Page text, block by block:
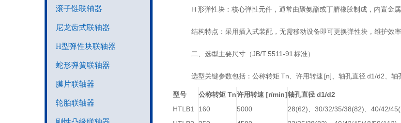
滚子链联轴器
尼龙齿式联轴器
H型弹性块联轴器
蛇形弹簧联轴器
膜片联轴器
轮胎联轴器
H 形弹性块：核心弹性元件，通常由聚氨酯或丁腈橡胶制成，内置金
结构特点：采用插入式装配，无需移动设备即可更换弹性块，维护效
二、选型主要尺寸（JB/T 5511-91 标准）
选型关键参数包括：公称转矩 Tn、许用转速 [n]、轴孔直径 d1/d2、轴
型号 公称转矩 Tn许用转速 [r/min]轴孔直径 d1/d2
HTLB1
160 5000 28(62)、30/32/35/38(82)、40/42/